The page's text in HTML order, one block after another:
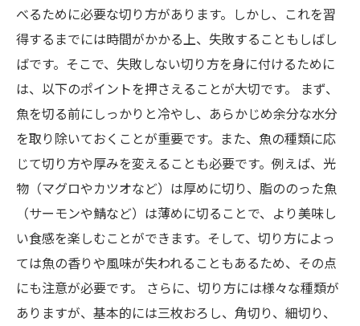
べるために必要な切り方があります。しかし、これを習
得するまでには時間がかかる上、失敗することもしばし
ばです。そこで、失敗しない切り方を身に付けるために
は、以下のポイントを押さえることが大切です。 まず、
魚を切る前にしっかりと冷やし、あらかじめ余分な水分
を取り除いておくことが重要です。また、魚の種類に応
じて切り方や厚みを変えることも必要です。例えば、光
物（マグロやカツオなど）は厚めに切り、脂ののった魚
（サーモンや鯖など）は薄めに切ることで、より美味し
い食感を楽しむことができます。そして、切り方によっ
ては魚の香りや風味が失われることもあるため、その点
にも注意が必要です。 さらに、切り方には様々な種類が
ありますが、基本的には三枚おろし、角切り、細切り、